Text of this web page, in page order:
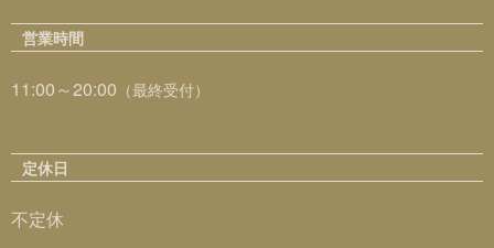
営業時間
11:00～20:00 （最終受付）
定休日
不定休